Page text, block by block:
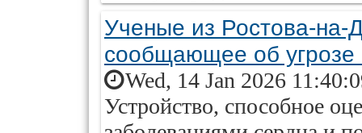
Ученые из Ростова-на-
сообщающее об угрозе
Wed, 14 Jan 2026
Устройство, способное